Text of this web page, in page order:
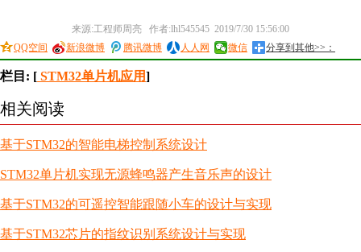
来源:工程师周亮 作者:lhl545545 2019/7/30 15:56:00
QQ空间
新浪微博 腾讯微博 人人网 微信 分享到其他>>：
栏目: [ STM32单片机应用]
相关阅读
基于STM32的智能电梯控制系统设计
STM32单片机实现无源蜂鸣器产生音乐声的设计
基于STM32的可遥控智能跟随小车的设计与实现
基于STM32芯片的指纹识别系统设计与实现